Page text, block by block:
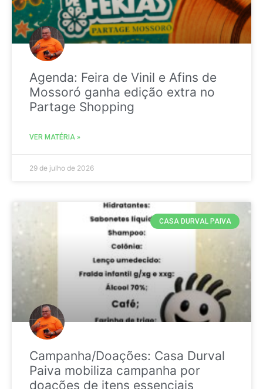
Agenda: Feira de Vinil e Afins de
Mossoró ganha edição extra no
Partage Shopping
VER MATÉRIA »
29 de julho de 2026
CASA DURVAL PAIVA
Campanha/Doações: Casa Durval
Paiva mobiliza campanha por
doações de itens essenciais